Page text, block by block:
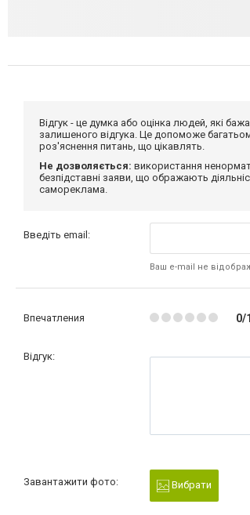
Відгук - це думка або оцінка людей, які
залишеного відгука. Це допоможе
роз'яснення питань, що цікавлять.
Не дозволяється: використання
безпідставні заяви, що ображають
самореклама.
Введіть email:
Ваш e-mail не
Впечатления 0/
Відгук:
Завантажити фото: Вибрати